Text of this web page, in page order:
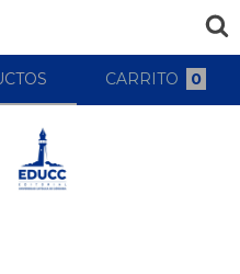
CARRITO 0